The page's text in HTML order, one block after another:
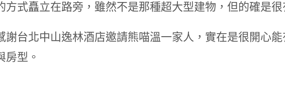
方式矗立在路旁，雖然不是那種超大型建物，但的確是很
謝台北中山逸林酒店邀請熊喵溫一家人，實在是很開心
房型。